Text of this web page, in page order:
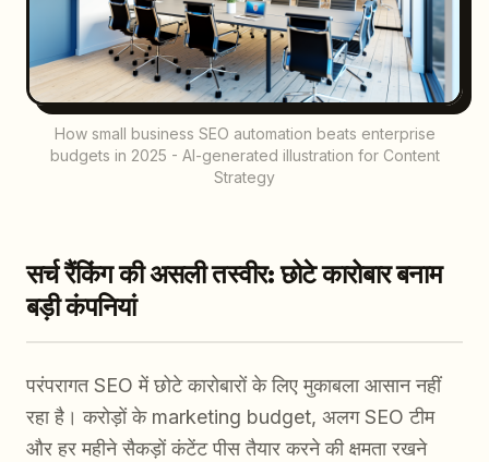
How small business SEO automation beats enterprise
budgets in 2025 - AI-generated illustration for Content
Strategy
सर्च रैंकिंग की असली तस्वीर: छोटे कारोबार बनाम
बड़ी कंपनियां
परंपरागत SEO में छोटे कारोबारों के लिए मुकाबला आसान नहीं
रहा है। करोड़ों के marketing budget, अलग SEO टीम
और हर महीने सैकड़ों कंटेंट पीस तैयार करने की क्षमता रखने